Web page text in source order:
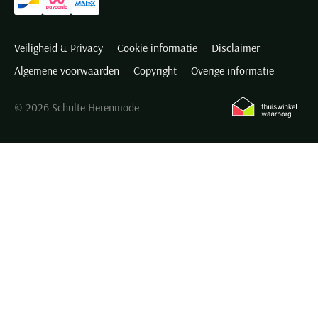
Een Maerz trui online kopen kan uitstekend bij Schulte
kosteloos en de bezorging binnen 1 tot 3 werkdagen. De online
collectie is zeer uitgebreid, maar als u de truien liever eerst wilt
passen, kunt u ook in een van de winkels terecht. Voor extra grote
maten kunt u het best naar het filiaal in Hillegom. Houd ook de
webshop goed in de gaten, want hier zijn met regelmaat Maerz
Veiligheid & Privacy Cookie informatie
Disclaimer
Algemene voorwaarden
Copyright Overige informatie
© 2026 Schulte Herenmode